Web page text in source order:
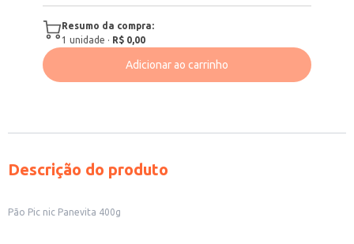
Resumo da compra:
1 unidade · R$ 0,00
Adicionar ao carrinho
Descrição do produto
Pão Pic nic Panevita 400g